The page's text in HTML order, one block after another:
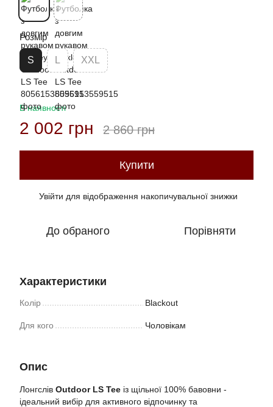
Розмір
S L XXL
В наявності
2 002 грн 2 860 грн
Купити
Увійти для відображення накопичувальної знижки
До обраного Порівняти
Характеристики
Колір Blackout
Для кого Чоловікам
Опис
Лонгслів Outdoor LS Tee із щільної 100% бавовни -
ідеальний вибір для активного відпочинку та